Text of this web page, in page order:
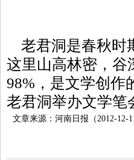
老君洞是春秋时
这里山高林密，谷
98%，是文学创
老君洞举办文学笔
文章来源：河南日报（2012-12-